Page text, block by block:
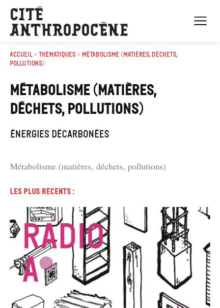
Accueil Thématiques
Métabolisme (matières, déchets,
pollutions)
MÉTABOLISME (MATIÈRES,
DÉCHETS, POLLUTIONS)
Énergies décarbonées
Métabolisme (matières, déchets, pollutions)
Les plus récents :